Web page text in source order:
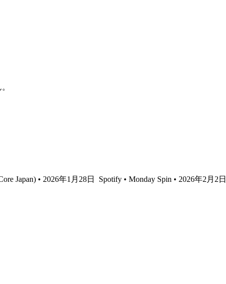
Japan) • 2026年1月28日 Spotify • Monday Spin • 2026年2月2日